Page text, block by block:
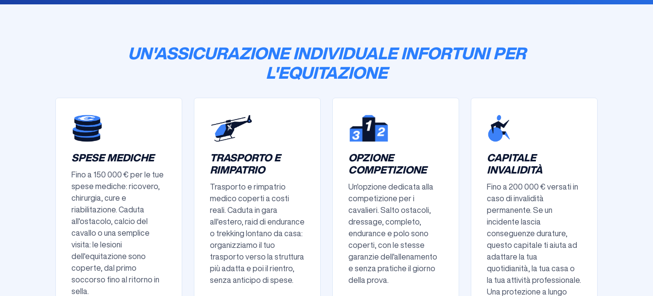
UN'ASSICURAZIONE INDIVIDUALE INFORTUNI PER
L'EQUITAZIONE
SPESE MEDICHE
Fino a 150 000 € per le tue
spese mediche: ricovero,
chirurgia, cure e
riabilitazione. Caduta
all'ostacolo, calcio del
cavallo o una semplice
visita: le lesioni
dell'equitazione sono
coperte, dal primo
soccorso fino al ritorno in
sella.
TRASPORTO E
RIMPATRIO
Trasporto e rimpatrio
medico coperti a costi
reali. Caduta in gara
all'estero, raid di endurance
o trekking lontano da casa:
organizziamo il tuo
trasporto verso la struttura
più adatta e poi il rientro,
senza anticipo di spese.
OPZIONE
COMPETIZIONE
Un'opzione dedicata alla
competizione per i
cavalieri. Salto ostacoli,
dressage, completo,
endurance e polo sono
coperti, con le stesse
garanzie dell'allenamento
e senza pratiche il giorno
della prova.
CAPITALE
INVALIDITÀ
Fino a 200 000 € versati in
caso di invalidità
permanente. Se un
incidente lascia
conseguenze durature,
questo capitale ti aiuta ad
adattare la tua
quotidianità, la tua casa o
la tua attività professionale.
Una protezione a lungo